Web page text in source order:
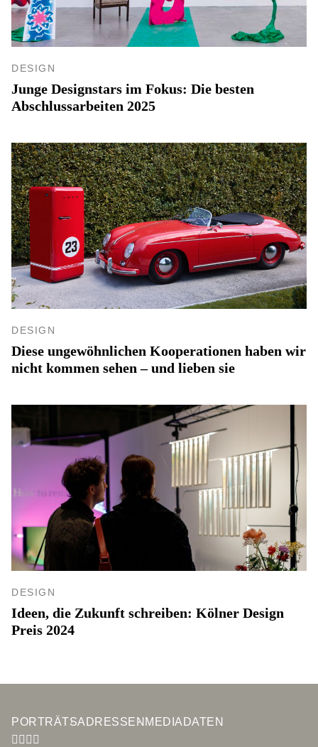
DESIGN
Junge Designstars im Fokus: Die besten
Abschlussarbeiten 2025
DESIGN
Diese ungewöhnlichen Kooperationen haben wir
nicht kommen sehen – und lieben sie
DESIGN
Ideen, die Zukunft schreiben: Kölner Design
Preis 2024
PORTRÄTSADRESSEN MEDIADATEN